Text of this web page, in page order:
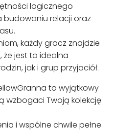
logicznego
budowaniu relacji oraz
każdy gracz znajdzie
że jest to idealna
jak i grup przyjaciół.
to wyjątkowy
wzbogaci Twoją kolekcję
i wspólne chwile pełne